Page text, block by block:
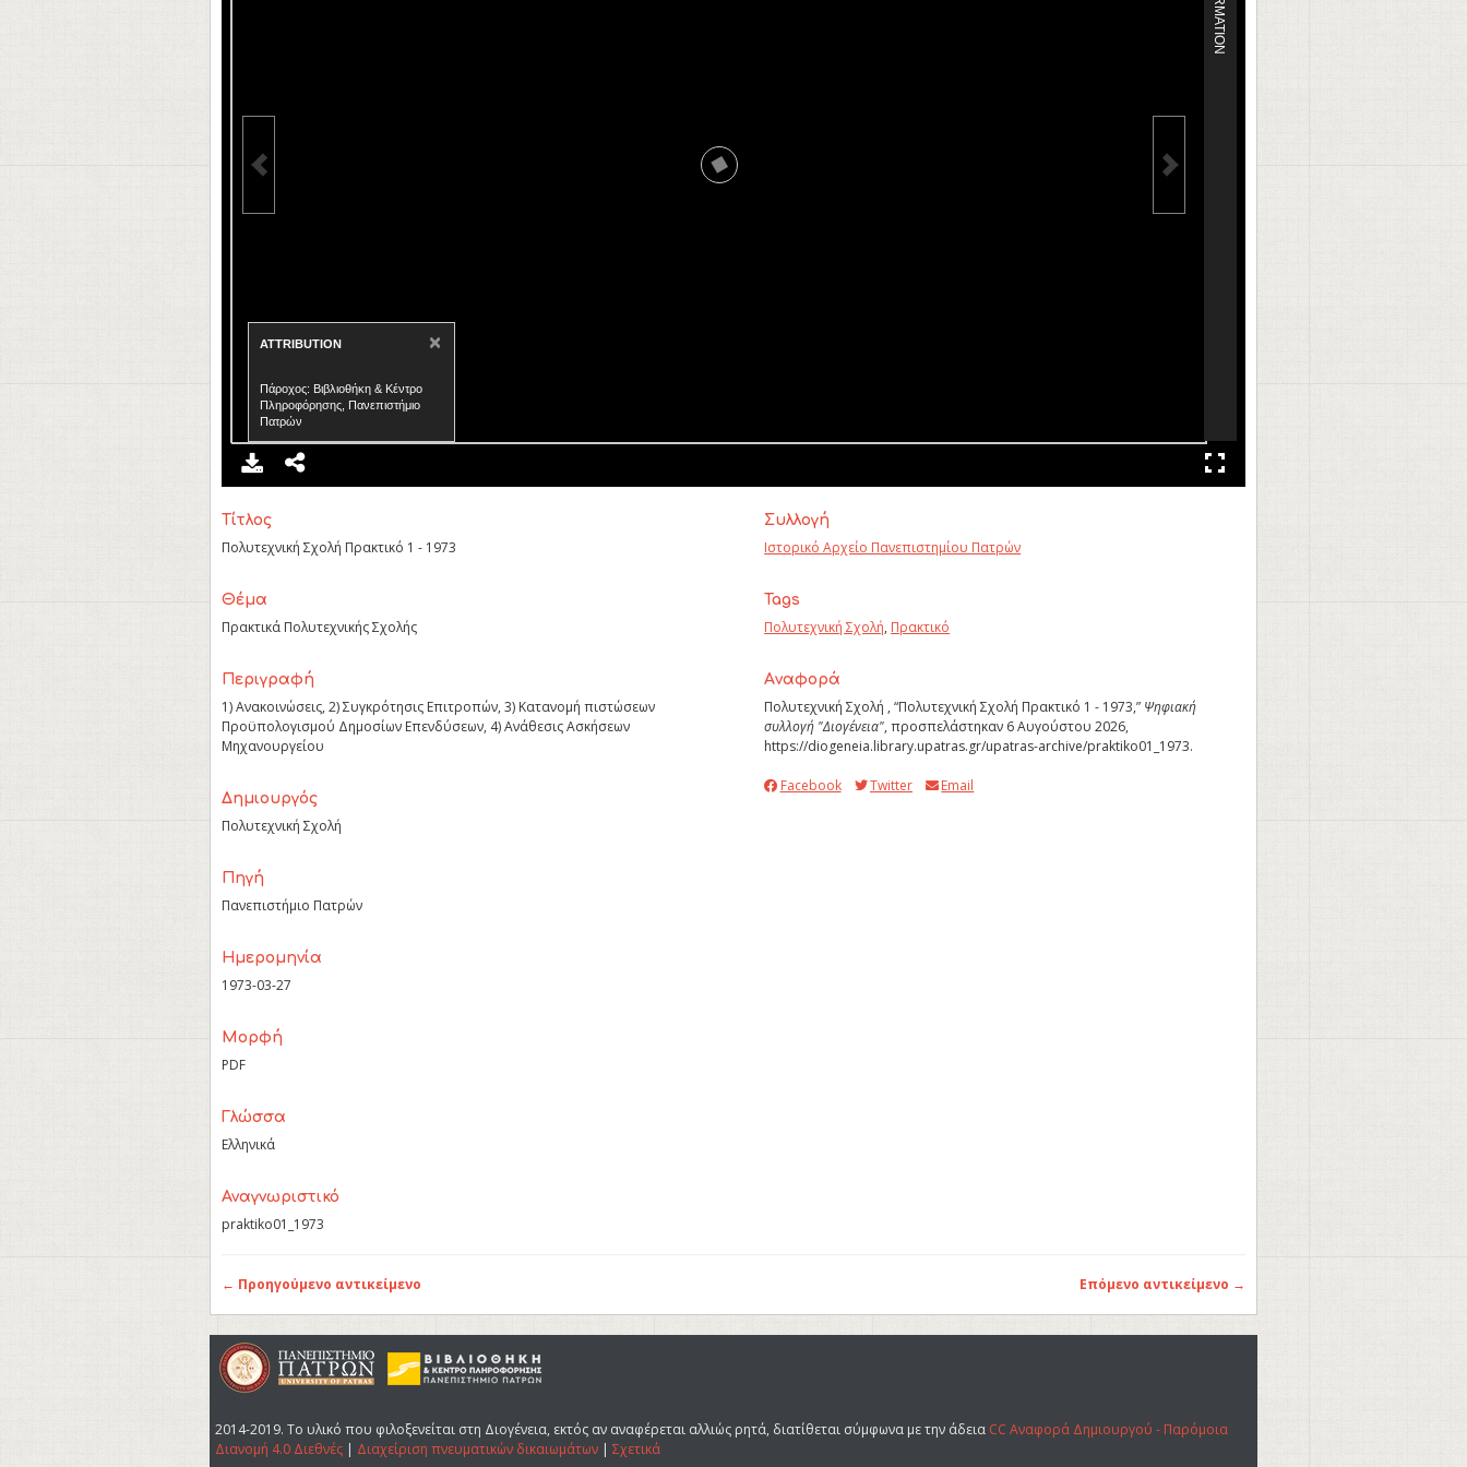
ATTRIBUTION ×
Πάροχος: Βιβλιοθήκη & Κέντρο
Πληροφόρησης, Πανεπιστήμιο
Πατρών
Τίτλος
Πολυτεχνική Σχολή Πρακτικό 1 - 1973
Θέμα
Πρακτικά Πολυτεχνικής Σχολής
Περιγραφή
1) Ανακοινώσεις, 2) Συγκρότησις Επιτροπών, 3) Κατανομή πιστώσεων
Προϋπολογισμού Δημοσίων Επενδύσεων, 4) Ανάθεσις Ασκήσεων
Μηχανουργείου
Δημιουργός
Πολυτεχνική Σχολή
Πηγή
Πανεπιστήμιο Πατρών
Ημερομηνία
1973-03-27
Μορφή
PDF
Γλώσσα
Ελληνικά
Αναγνωριστικό
praktiko01_1973
Συλλογή
Ιστορικό Αρχείο Πανεπιστημίου Πατρών
Tags
Πολυτεχνική Σχολή, Πρακτικό
Aναφορά
Πολυτεχνική Σχολή , “Πολυτεχνική Σχολή Πρακτικό 1 - 1973,” Ψηφιακή
συλλογή "Διογένεια", προσπελάστηκαν 6 Αυγούστου 2026,
https://diogeneia.library.upatras.gr/upatras-archive/praktiko01_1973.
Facebook Twitter Email
← Προηγούμενο αντικείμενο Επόμενο αντικείμενο →
2014-2019. Tο υλικό που φιλοξενείται στη Διογένεια, εκτός αν αναφέρεται αλλιώς ρητά, διατίθεται σύμφωνα με την άδεια CC Αναφορά Δημιουργού - Παρόμοια
Διανομή 4.0 Διεθνές | Διαχείριση πνευματικών δικαιωμάτων | Σχετικά